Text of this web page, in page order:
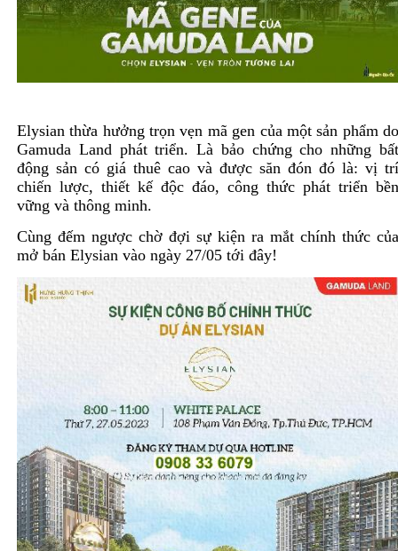
Elysian thừa hưởng trọn vẹn mã gen của một sản phẩm
Gamuda Land phát triển. Là bảo chứng cho những
động sản có giá thuê cao và được săn đón đó là: vị
chiến lược, thiết kế độc đáo, công thức phát triển
vững và thông minh.
Cùng đếm ngược chờ đợi sự kiện ra mắt chính thức
mở bán Elysian vào ngày 27/05 tới đây!